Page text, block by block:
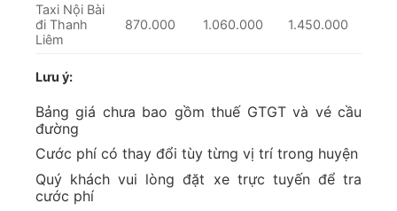
Taxi Nội Bài
đi Thanh
Liêm
870.000 1.060.000 1.450.000
Lưu ý:
Bảng giá chưa bao gồm thuế GTGT và vé cầu
đường
Cước phí có thay đổi tùy từng vị trí trong huyện
Quý khách vui lòng đặt xe trực tuyến để tra
cước phí